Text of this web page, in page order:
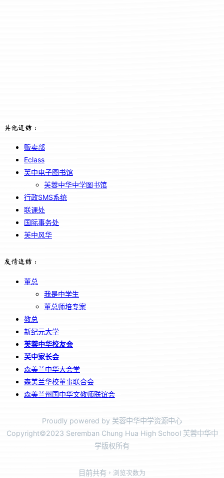
其他连结：
贩卖部
Eclass
芙中电子图书馆
芙蓉中华中学图书馆
行政SMS系统
联课处
国际事务处
芙中风华
友情连结：
董总
我是中学生
董总师培专案
教总
新纪元大学
芙蓉中华校友会
芙中家长会
森美兰中华大会堂
森美兰华校董事联合会
森美兰州国中华文教师联谊会
Proudly powered by 芙蓉中华中学资源中心
Copyright©2023 Seremban Chung Hua High School 芙蓉中华中
学版权所有
目前共有 ，浏览次数为